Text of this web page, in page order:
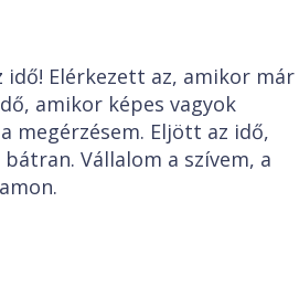
Elérkezett az, amikor már
amikor képes vagyok
megérzésem. Eljött az idő,
Vállalom a szívem, a